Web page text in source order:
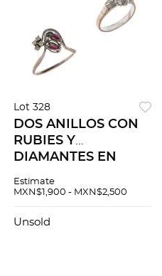
Lot 328
DOS ANILLOS CON
RUBIES Y
DIAMANTES EN
Tallas: 6 y 7 1/4
rubi). Peso total: 4.8
Estimate
MXN$1,900 - MXN$2,500
Unsold